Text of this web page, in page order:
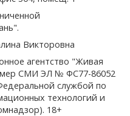
Викторовна
агентство "Живая
СМИ ЭЛ № ФС77-86052
службой по
технологий и
18+